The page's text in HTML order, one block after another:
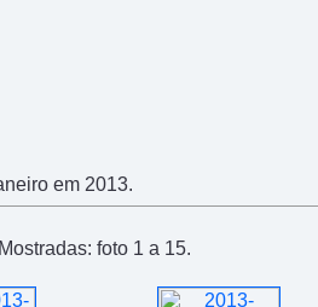
em 2013.
foto 1 a 15.